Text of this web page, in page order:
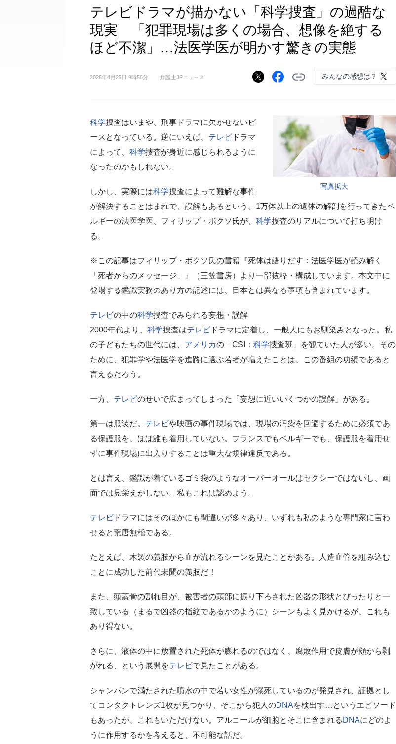
テレビドラマが描かない「科学捜査」の過酷な
現実 「犯罪現場は多くの場合、想像を絶する
ほど不潔」…法医学医が明かす驚きの実態
2026年4月25日 9時56分 弁護士JPニュース みんなの感想は？
写真拡大
科学捜査はいまや、刑事ドラマに欠かせないピ
ースとなっている。逆にいえば、 テレビ ドラマ
によって、 科学捜査が身近に感じられるように
なったのかもしれない。
しかし、実際には科学捜査によって難解な事件
が解決することはまれで、誤解もあるという。1万体以上の遺体の解剖を行ってきたベ
ルギーの法医学医、フィリップ・ボクソ氏が、 科学捜査のリアルについて打ち明け
る。
※この記事はフィリップ・ボクソ氏の書籍『死体は語りだす：法医学医が読み解く
「死者からのメッセージ」』（三笠書房）より一部抜粋・構成しています。本文中に
登場する鑑識実務のあり方の記述には、日本とは異なる事項も含まれています。
テレビの中の科学捜査でみられる妄想・誤解
2000年代より、 科学捜査はテレビ ドラマに定着し、一般人にもお馴染みとなった。私
の子どもたちの世代には、 アメリカの「CSI： 科学捜査班」を観ていた人が多い。その
ために、犯罪学や法医学を進路に選ぶ若者が増えたことは、この番組の功績であると
言えるだろう。
一方、 テレビのせいで広まってしまった「妄想に近いいくつかの誤解」がある。
第一は服装だ。 テレビや映画の事件現場では、現場の汚染を回避するために必須であ
る保護服を、ほぼ誰も着用していない。フランスでもベルギーでも、保護服を着用せ
ずに事件現場に出入りすることは重大な規律違反である。
とは言え、鑑識が着ているゴミ袋のようなオーバーオールはセクシーではないし、画
面では見栄えがしない。私もこれは認めよう。
テレビ ドラマにはそのほかにも間違いが多々あり、いずれも私のような専門家に言わ
せると荒唐無稽である。
たとえば、木製の義肢から血が流れるシーンを見たことがある。人造血管を組み込む
ことに成功した前代未聞の義肢だ！
また、頭蓋骨の割れ目が、被害者の頭部に振り下ろされた凶器の形状とぴったりと一
致している（まるで凶器の指紋であるかのように）シーンもよく見かけるが、これも
あり得ない。
さらに、液体の中に放置された死体が膨れるのではなく、腐敗作用で皮膚が顔から剥
がれる、という展開をテレビで見たことがある。
シャンパンで満たされた噴水の中で若い女性が溺死しているのが発見され、証拠とし
てコンタクトレンズ1枚が見つかり、そこから犯人のDNAを検出す…というエピソード
もあったが、これもいただけない。アルコールが細胞とそこに含まれる DNAにどのよ
うに作用するかを考えると、不可能な話だ。